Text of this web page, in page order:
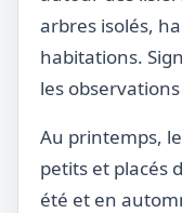
arbres isolés,
habitations.
les
Au printemps,
petits et placés
été et en